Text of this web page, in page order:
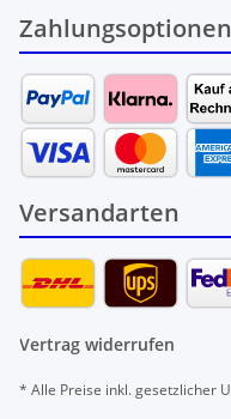
Zahlungsoptionen
Versandarten
Vertrag widerrufen
* Alle Preise inkl. gesetzlicher